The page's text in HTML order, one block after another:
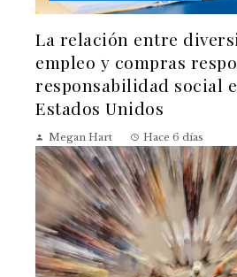
La relación entre
empleo y compras
responsabilidad social
Estados Unidos
Megan Hart Hace 6 días